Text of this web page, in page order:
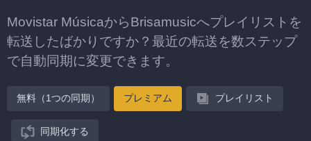
Movistar MúsicaからBrisamusicへプレイリストを
転送したばかりですか？最近の転送を数ステップ
で自動同期に変更できます。
無料（1つの同期） プレミアム プレイリスト
同期化する